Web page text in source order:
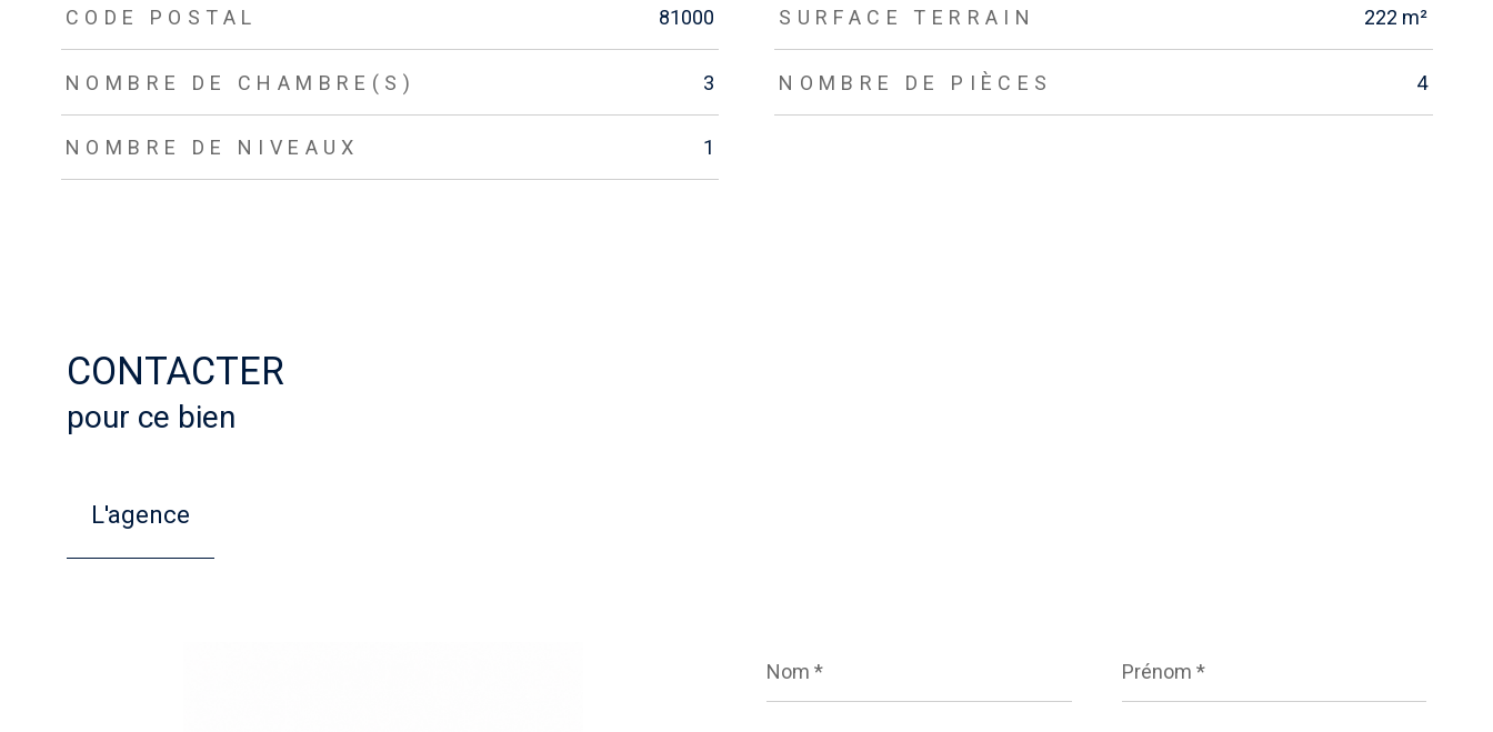
TRAD_ZEPHYR_Caracteristique
CODE POSTAL 81000 SURFACE TERRAIN 222 m²
NOMBRE DE CHAMBRE(S) 3 NOMBRE DE PIÈCES 4
NOMBRE DE NIVEAUX 1
CONTACTER
pour ce bien
L'agence
*
*